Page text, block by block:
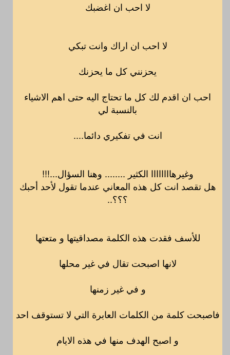
لا احب ان اغضبك
لا احب ان اراك وانت تبكي
يحزنني كل ما يحزنك
احب ان اقدم لك كل ما تحتاج اليه حتى اهم الاشياء
بالنسبة لي
انت في تفكيري دائما....
وغيرهاااااااا الكثير ........ وهنا السؤال...!!!
هل تقصد انت كل هذه المعاني عندما تقول لأحد أحبك
؟؟؟..
للأسف فقدت هذه الكلمة مصداقيتها و متعتها
لانها اصبحت تقال في غير محلها
و في غير زمنها
فاصبحت كلمة من الكلمات العابرة التي لا تستوقف احد
و اصبح الهدف منها في هذه الايام